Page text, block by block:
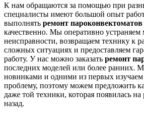
К нам обращаются за помощью при
специалисты имеют большой опыт
выполнять ремонт
качественно. Мы оперативно
неисправности, возвращаем технику к
сложных ситуациях и предоставляем
работу. У нас можно заказать ремонт
последних моделей или более ранних.
новинками и одними из первых
проблему, поэтому можем предложить
даже той техники, которая появилась на
назад.